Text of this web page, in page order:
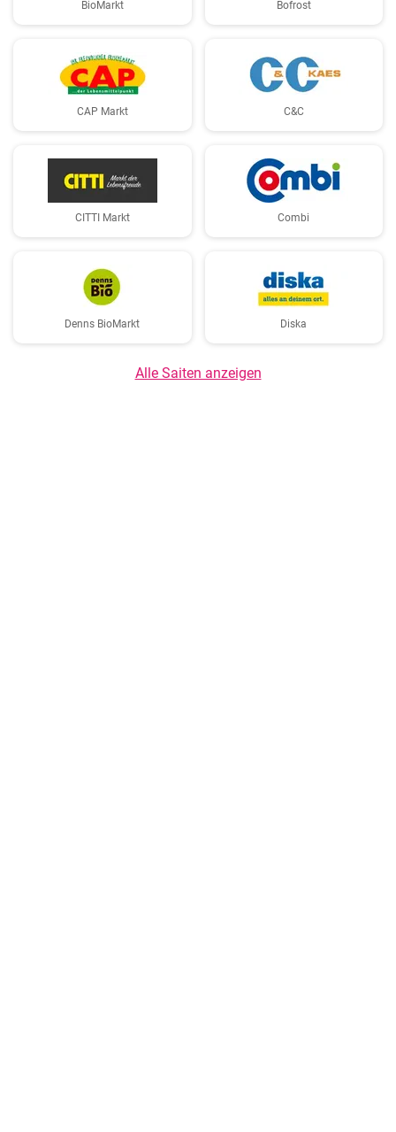
BioMarkt Bofrost
CAP Markt C&C
CITTI Markt Combi
Denns BioMarkt Diska
Alle Saiten anzeigen